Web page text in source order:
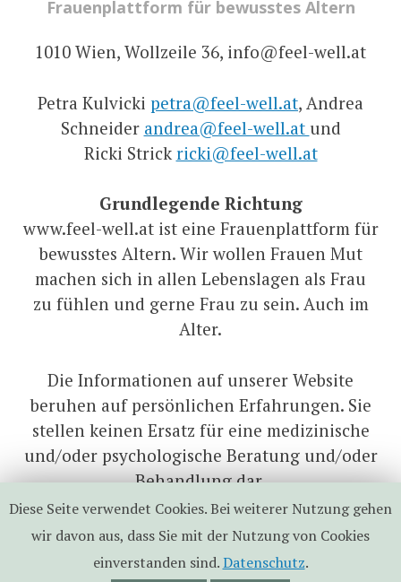
Frauenplattform für bewusstes Altern
1010 Wien, Wollzeile 36, info@feel-well.at
Petra Kulvicki petra@feel-well.at, Andrea
Schneider andrea@feel-well.at und
Ricki Strick ricki@feel-well.at
Grundlegende Richtung
www.feel-well.at ist eine Frauenplattform für
bewusstes Altern. Wir wollen Frauen Mut
machen sich in allen Lebenslagen als Frau
zu fühlen und gerne Frau zu sein. Auch im
Alter.
Die Informationen auf unserer Website
beruhen auf persönlichen Erfahrungen. Sie
stellen keinen Ersatz für eine medizinische
und/oder psychologische Beratung und/oder
Behandlung dar.
facebook
Mit freundlicher Unterstützung von WordPress
Diese Seite verwendet Cookies. Bei weiterer Nutzung gehen
wir davon aus, dass Sie mit der Nutzung von Cookies
einverstanden sind.Datenschutz.